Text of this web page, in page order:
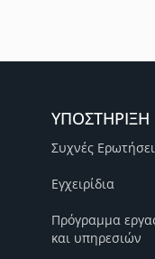
ΥΠΟΣΤΗΡΙΞΗ
Συχνές
Εγχειρίδια
Πρόγραμμα
και υπηρεσιών